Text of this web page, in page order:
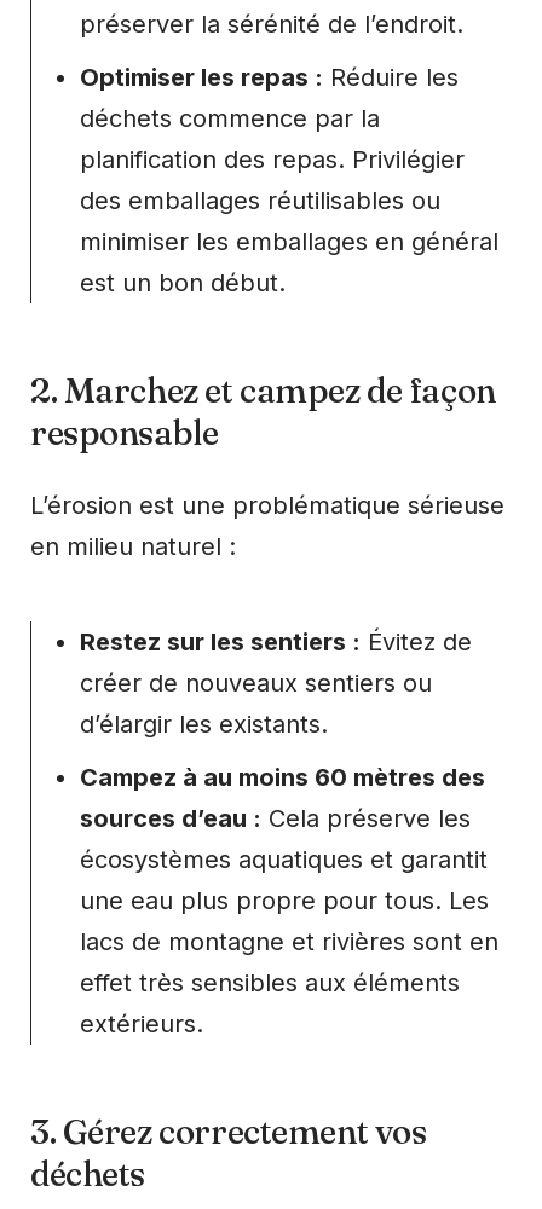
préserver la sérénité de l’endroit.
Optimiser les repas : Réduire les
déchets commence par la
planification des repas. Privilégier
des emballages réutilisables ou
minimiser les emballages en général
est un bon début.
2. Marchez et campez de façon
responsable
L’érosion est une problématique sérieuse
en milieu naturel :
Restez sur les sentiers : Évitez de
créer de nouveaux sentiers ou
d’élargir les existants.
Campez à au moins 60 mètres des
sources d’eau : Cela préserve les
écosystèmes aquatiques et garantit
une eau plus propre pour tous. Les
lacs de montagne et rivières sont en
effet très sensibles aux éléments
extérieurs.
3. Gérez correctement vos
déchets